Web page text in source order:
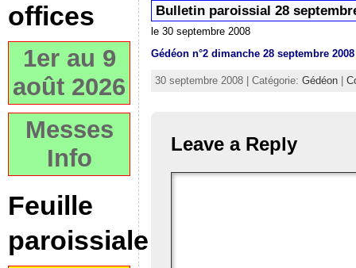
offices
1er au 9
août 2026
Messes
Info
Feuille
paroissiale
Bulletin paroissial 28
le 30 septembre 2008
Gédéon n°2 dimanche 28 septembre 2008
30 septembre 2008 | Catégorie: Gédéon |
Leave a Reply